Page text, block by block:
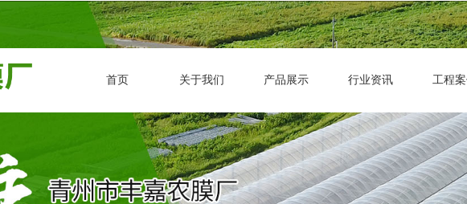
首页 关于我们 产品展示 行业资讯 工程案